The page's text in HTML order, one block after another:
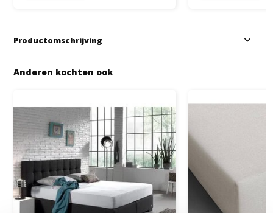
Productomschrijving
Anderen kochten ook